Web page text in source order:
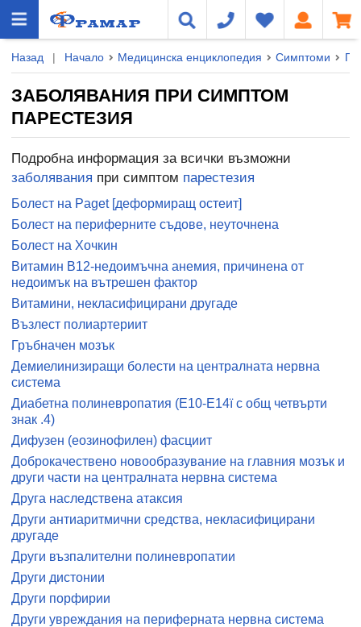
Назад | Начало Медицинска енциклопедия Симптоми
ЗАБОЛЯВАНИЯ ПРИ СИМПТОМ
ПАРЕСТЕЗИЯ
Подробна информация за всички възможни
заболявания при симптом парестезия
Болест на Paget [деформиращ остеит]
Болест на периферните съдове, неуточнена
Болест на Хочкин
Витамин B12-недоимъчна анемия, причинена от
недоимък на вътрешен фактор
Витамини, некласифицирани другаде
Възлест полиартериит
Гръбначен мозък
Демиелинизиращи болести на централната нервна
система
Диабетна полиневропатия (Е10-Е14ї с общ четвърти
знак .4)
Дифузен (еозинофилен) фасциит
Доброкачествено новообразувание на главния мозък и
други части на централната нервна система
Друга наследствена атаксия
Други антиаритмични средства, некласифицирани
другаде
Други възпалителни полиневропатии
Други дистонии
Други порфирии
Други увреждания на периферната нервна система